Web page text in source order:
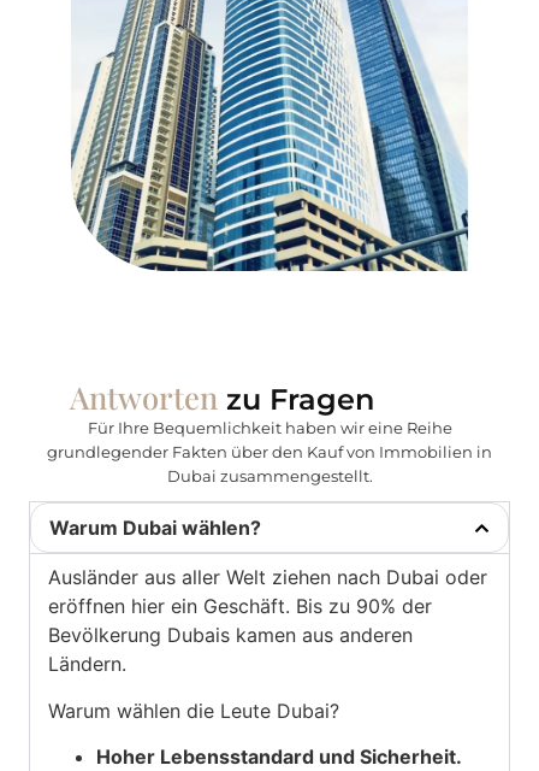
Antwortenzu Fragen
Für Ihre Bequemlichkeit haben wir eine Reihe
grundlegender Fakten über den Kauf von Immobilien in
Dubai zusammengestellt.
Warum Dubai wählen?
Ausländer aus aller Welt ziehen nach Dubai oder
eröffnen hier ein Geschäft. Bis zu 90% der
Bevölkerung Dubais kamen aus anderen
Ländern.
Warum wählen die Leute Dubai?
Hoher Lebensstandard und Sicherheit.